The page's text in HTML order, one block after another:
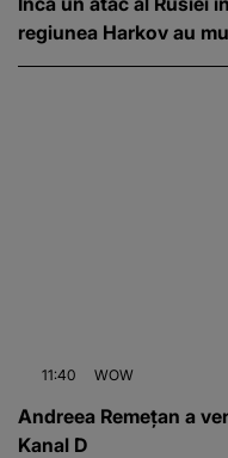
regiunea Harkov au
11:40 WOW
Andreea Remețan a
Kanal D